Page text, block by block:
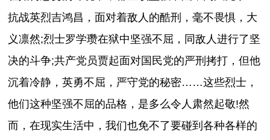
抗战英烈吉鸿昌，面对着敌人的酷刑，毫不畏惧，大
义凛然;烈士罗学瓒在狱中坚强不屈，同敌人进行了坚
决的斗争;共产党员贾起面对国民党的严刑拷打，但他
沉着冷静，英勇不屈，严守党的秘密……这些烈士，
他们这种坚强不屈的品格，是多么令人肃然起敬!然
而，在现实生活中，我们也免不了要碰到各种各样的